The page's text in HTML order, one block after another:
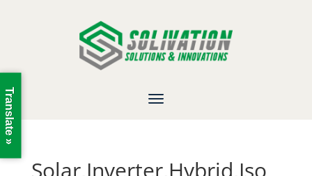
Solar,Inverter,Hybrid,Iso
Translate »